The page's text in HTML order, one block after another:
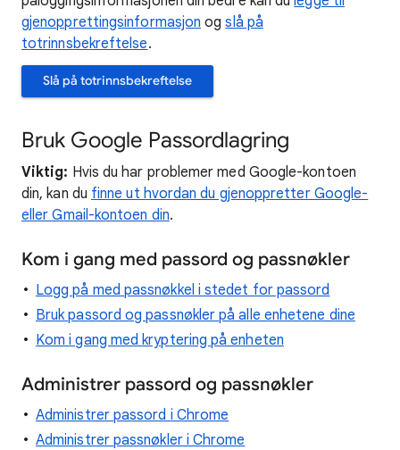
gjenopprettingsinformasjon ogslå på
totrinnsbekreftelse.
Slå på totrinnsbekreftelse
Bruk Google Passordlagring
Viktig: Hvis du har problemer med Google-kontoen
din, kan du finne ut hvordan du gjenoppretter Google-
eller Gmail-kontoen din.
Kom i gang med passord og passnøkler
Logg på med passnøkkel i stedet for passord
Bruk passord og passnøkler på alle enhetene dine
Kom i gang med kryptering på enheten
Administrer passord og passnøkler
Administrer passord i Chrome
Administrer passnøkler i Chrome